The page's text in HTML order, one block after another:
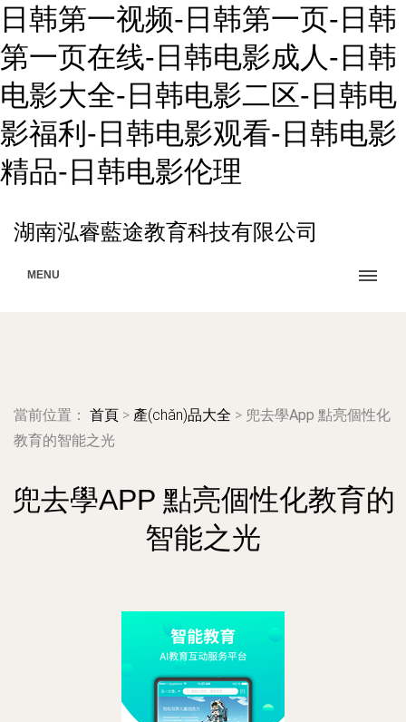
日韩第一视频-日韩第一页-日韩
第一页在线-日韩电影成人-日韩
电影大全-日韩电影二区-日韩电
影福利-日韩电影观看-日韩电影
精品-日韩电影伦理
湖南泓睿藍途教育科技有限公司
MENU
當前位置： 首頁 > 產(chǎn)品大全 > 兜去學App 點亮個性化
教育的智能之光
兜去學APP 點亮個性化教育的
智能之光